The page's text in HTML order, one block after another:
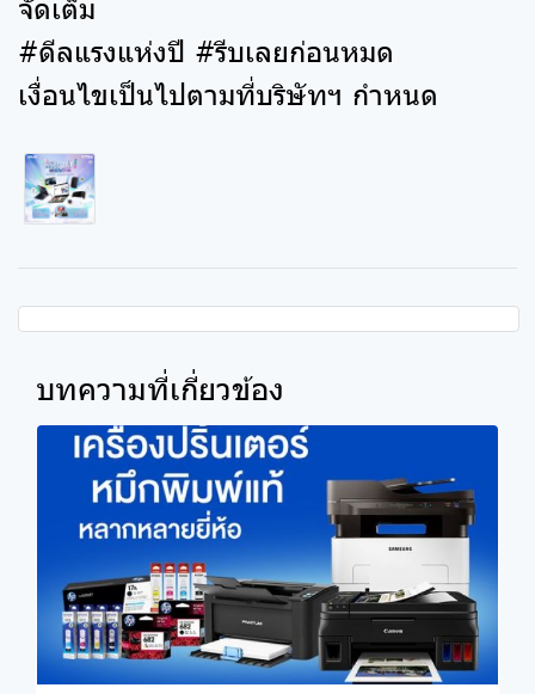
#ดีลแรงแห่งปี #รีบเลยก่อนหมด
เงื่อนไขเป็นไปตามที่บริษัทฯ กำหนด
บทความที่เกี่ยวข้อง